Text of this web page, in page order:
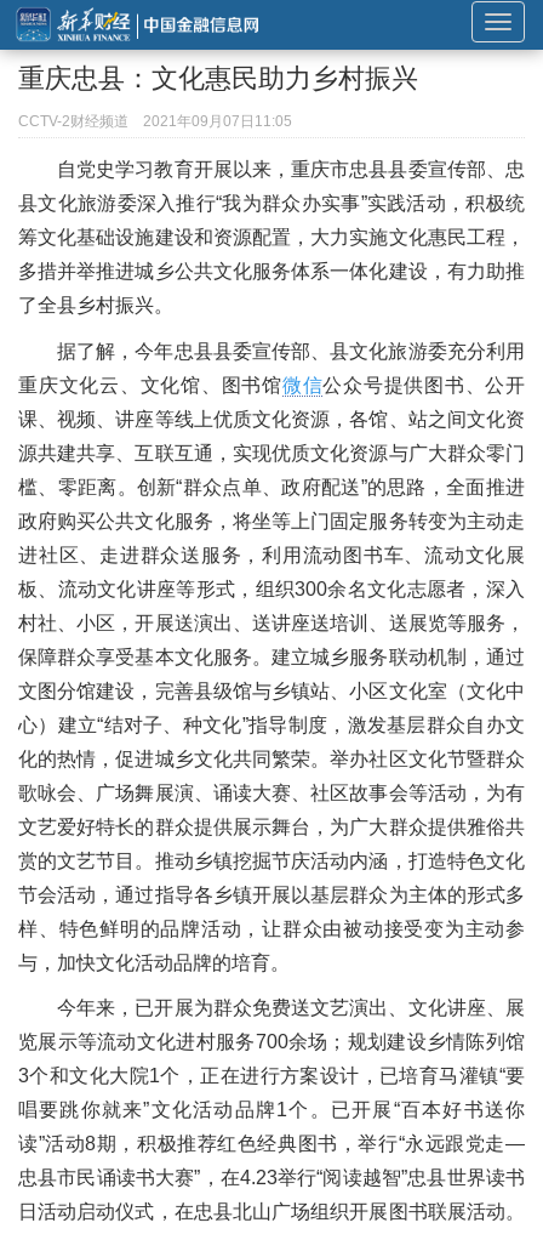
展
开
导
航
重庆忠县：文化惠民助力乡村振兴
CCTV-2财经频道 2021年09月07日11:05
自党史学习教育开展以来，重庆市忠县县委宣传部、忠
县文化旅游委深入推行“我为群众办实事”实践活动，积极统
筹文化基础设施建设和资源配置，大力实施文化惠民工程，
多措并举推进城乡公共文化服务体系一体化建设，有力助推
了全县乡村振兴。
据了解，今年忠县县委宣传部、县文化旅游委充分利用
重庆文化云、文化馆、图书馆微信公众号提供图书、公开
课、视频、讲座等线上优质文化资源，各馆、站之间文化资
源共建共享、互联互通，实现优质文化资源与广大群众零门
槛、零距离。创新“群众点单、政府配送”的思路，全面推进
政府购买公共文化服务，将坐等上门固定服务转变为主动走
进社区、走进群众送服务，利用流动图书车、流动文化展
板、流动文化讲座等形式，组织300余名文化志愿者，深入
村社、小区，开展送演出、送讲座送培训、送展览等服务，
保障群众享受基本文化服务。建立城乡服务联动机制，通过
文图分馆建设，完善县级馆与乡镇站、小区文化室（文化中
心）建立“结对子、种文化”指导制度，激发基层群众自办文
化的热情，促进城乡文化共同繁荣。举办社区文化节暨群众
歌咏会、广场舞展演、诵读大赛、社区故事会等活动，为有
文艺爱好特长的群众提供展示舞台，为广大群众提供雅俗共
赏的文艺节目。推动乡镇挖掘节庆活动内涵，打造特色文化
节会活动，通过指导各乡镇开展以基层群众为主体的形式多
样、特色鲜明的品牌活动，让群众由被动接受变为主动参
与，加快文化活动品牌的培育。
今年来，已开展为群众免费送文艺演出、文化讲座、展
览展示等流动文化进村服务700余场；规划建设乡情陈列馆
3个和文化大院1个，正在进行方案设计，已培育马灌镇“要
唱要跳你就来”文化活动品牌1个。已开展“百本好书送你
读”活动8期，积极推荐红色经典图书，举行“永远跟党走—
忠县市民诵读书大赛”，在4.23举行“阅读越智”忠县世界读书
日活动启动仪式，在忠县北山广场组织开展图书联展活动。